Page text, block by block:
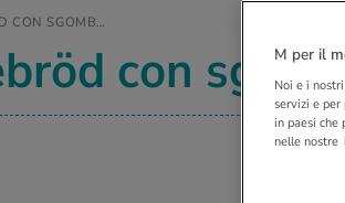
CON SGOMB…
con M per il
Noi e i
servizi e per
in paesi che
nelle nostre